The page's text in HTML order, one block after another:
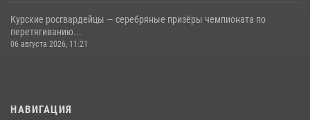
Курские росгвардейцы — серебряные призёры чемпионата по
перетягиванию...
06 августа 2026, 11:21
НАВИГАЦИЯ